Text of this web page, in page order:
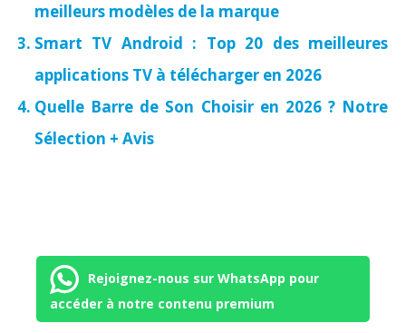
meilleurs modèles de la marque
Smart TV Android : Top 20 des meilleures
applications TV à télécharger en 2026
Quelle Barre de Son Choisir en 2026 ? Notre
Sélection + Avis
Rejoignez-nous sur WhatsApp pour
accéder à notre contenu premium